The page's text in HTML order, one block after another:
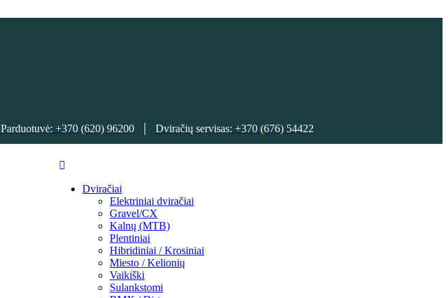
Parduotuvė: +370 (620) 96200 Dviračių servisas: +370 (676) 54422
Dviračiai
Elektriniai dviračiai
Gravel/CX
Kalnų (MTB)
Plentiniai
Hibridiniai / Krosiniai
Miesto / Kelionių
Vaikiški
Sulankstomi